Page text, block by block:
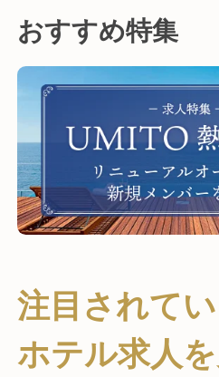
おすすめ特集
注目されて
ホテル求人を